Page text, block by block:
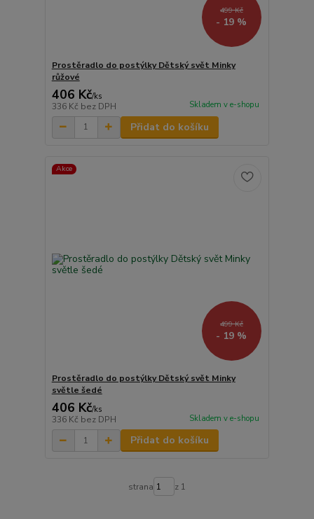
499 Kč
- 19 %
Prostěradlo do postýlky Dětský svět Minky
růžové
406 Kč/ks
336 Kč bez DPH Skladem v e-shopu
Přidat do košíku
Akce
499 Kč
- 19 %
Prostěradlo do postýlky Dětský svět Minky
světle šedé
406 Kč/ks
336 Kč bez DPH Skladem v e-shopu
Přidat do košíku
strana z 1